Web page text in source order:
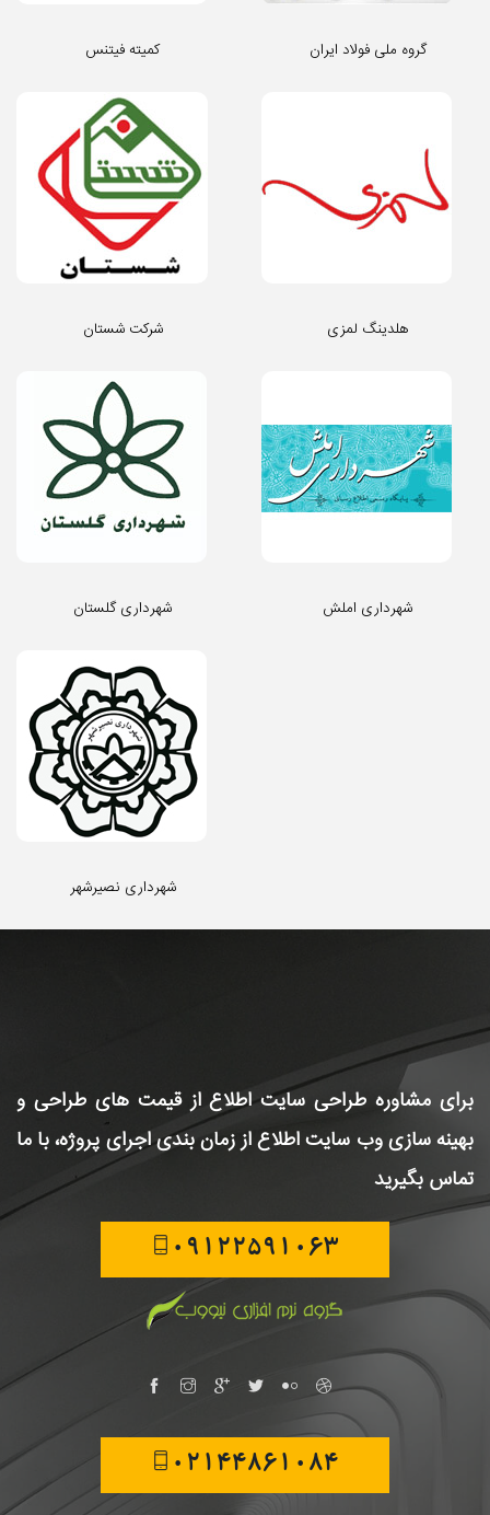
کمیته فیتنس گروه ملی فولاد ایران
شرکت شستان هلدینگ لمزی
شهرداری گلستان شهرداری املش
شهرداری نصیرشهر
برای مشاوره طراحی سایتاطلاع از قیمت های طراحی و
بهینه سازی وب سایتاطلاع از زمان بندی اجرای پروژه، با ما
تماس بگیرید
09122591063
02144861084